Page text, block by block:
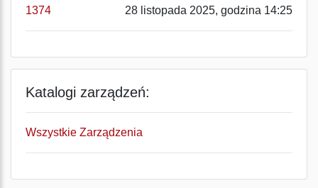
1374
28 listopada 2025, godzina 14:25
Katalogi zarządzeń:
Wszystkie Zarządzenia